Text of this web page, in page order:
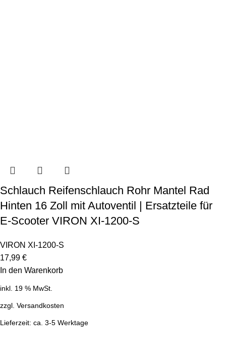
Schlauch Reifenschlauch Rohr Mantel Rad
Hinten 16 Zoll mit Autoventil | Ersatzteile für
E-Scooter VIRON XI-1200-S
VIRON XI-1200-S
17,99 €
In den Warenkorb
inkl. 19 % MwSt.
zzgl. Versandkosten
Lieferzeit: ca. 3-5 Werktage